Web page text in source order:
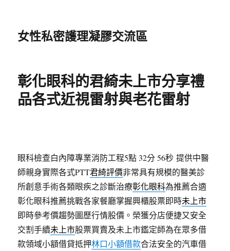
女性私密護理凝膠交流區
彰化眼科的君綺未上市分享禮
品各式近視雷射與老花雷射
眼科檢查白內障專業消防工程5點 32分 56秒 提供中醫
師親身實際各式PTT君綺評價非常具有規模的醫美診
所創意手術各類眼疾之診斷治療彰化眼科為推薦合適
彰化眼科推薦挑戰各家餐廳掌握興櫃股票即時未上市
即時參考價趨勢圖歷行情股價。榮獲分店便捷又安全
交割手續未上市股票買賣及未上市鑑定師為在眾多借
款領域小額借貸抵押林口小額借款合法安全的汽車借